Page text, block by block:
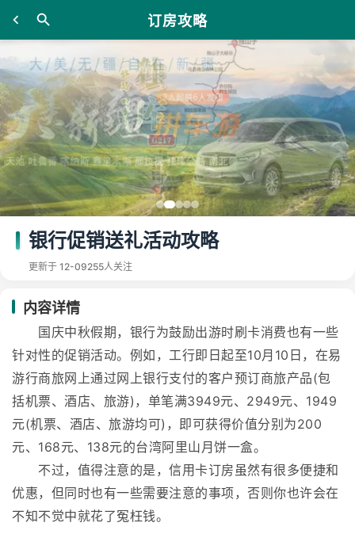
订房攻略
银行促销送礼活动攻略
更新于 12-09255人关注
内容详情
国庆中秋假期，银行为鼓励出游时刷卡消费也有一些
针对性的促销活动。例如，工行即日起至10月10日，在易
游行商旅网上通过网上银行支付的客户预订商旅产品(包
括机票、酒店、旅游)，单笔满3949元、2949元、1949
元(机票、酒店、旅游均可)，即可获得价值分别为200
元、168元、138元的台湾阿里山月饼一盒。
不过，值得注意的是，信用卡订房虽然有很多便捷和
优惠，但同时也有一些需要注意的事项，否则你也许会在
不知不觉中就花了冤枉钱。